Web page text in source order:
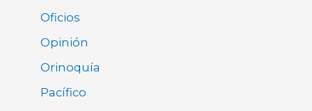
Oficios
Opinión
Orinoquía
Pacífico